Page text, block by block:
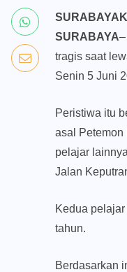
SURABAYA
tragis saat
Senin 5 Juni
Peristiwa itu
asal Petemon
pelajar
Jalan
Kedua
tahun.
Berdasarkan